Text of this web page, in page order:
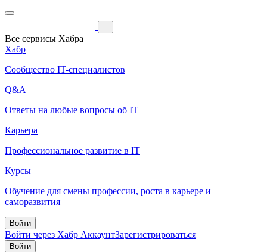
Все сервисы Хабра
Хабр
Сообщество IT-специалистов
Q&A
Ответы на любые вопросы об IT
Карьера
Профессиональное развитие в IT
Курсы
Обучение для смены профессии, роста в карьере и
саморазвития
Войти
Войти через Хабр АккаунтЗарегистрироваться
Войти